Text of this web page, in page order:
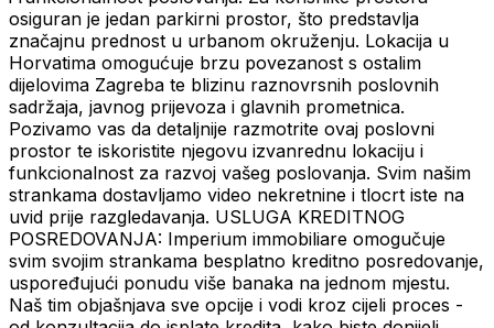
osiguran je jedan parkirni prostor, što predstavlja
značajnu prednost u urbanom okruženju. Lokacija u
Horvatima omogućuje brzu povezanost s ostalim
dijelovima Zagreba te blizinu raznovrsnih poslovnih
sadržaja, javnog prijevoza i glavnih prometnica.
Pozivamo vas da detaljnije razmotrite ovaj poslovni
prostor te iskoristite njegovu izvanrednu lokaciju i
funkcionalnost za razvoj vašeg poslovanja. Svim našim
strankama dostavljamo video nekretnine i tlocrt iste na
uvid prije razgledavanja. USLUGA KREDITNOG
POSREDOVANJA: Imperium immobiliare omogučuje
svim svojim strankama besplatno kreditno posredovanje,
uspoređujući ponudu više banaka na jednom mjestu.
Naš tim objašnjava sve opcije i vodi kroz cijeli proces -